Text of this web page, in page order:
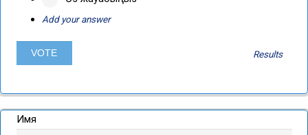
Add your answer
Results
Имя